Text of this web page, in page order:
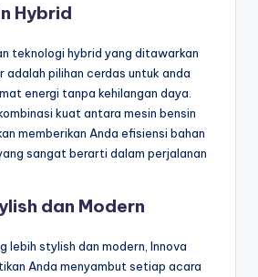
Hybrid
teknologi hybrid yang ditawarkan
adalah pilihan cerdas untuk anda
energi tanpa kehilangan daya.
kuat antara mesin bensin
memberikan Anda efisiensi bahan
sangat berarti dalam perjalanan
dan Modern
lebih stylish dan modern, Innova
Anda menyambut setiap acara